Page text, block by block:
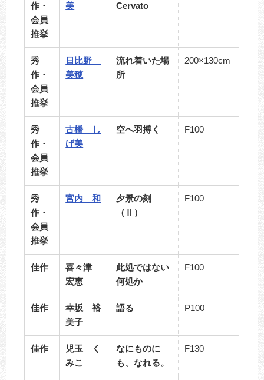
作・
会員
推挙
美
Cervato
秀
作・
会員
推挙
日比野
美穂
流れ着いた場
所
200×130cm
秀
作・
会員
推挙
古橋 し
げ美
空へ羽搏く F100
秀
作・
会員
推挙
宮内 和
夕景の刻
（Ⅱ）
F100
佳作
喜々津
宏恵
此処ではない
何処か
F100
佳作
幸坂 裕
美子
語る P100
佳作
児玉 く
みこ
なにものに
も、なれる。
F130